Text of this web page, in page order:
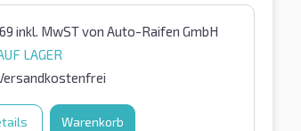
inkl. MwSTvon Auto-Raifen GmbH
LAGER
Warenkorb